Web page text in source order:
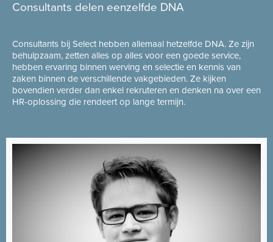
Consultants delen eenzelfde DNA
Consultants bij Select hebben allemaal hetzelfde DNA. Ze zijn
behulpzaam, zetten alles op alles voor een goede service,
hebben ervaring binnen werving en selectie en kennis van
zaken binnen de verschillende vakgebieden. Ze kijken
bovendien verder dan enkel rekruteren en denken na over een
HR-oplossing die rendeert op lange termijn.